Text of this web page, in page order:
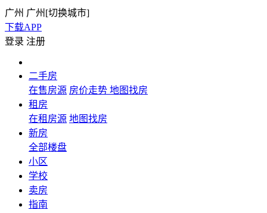
广州 广州[切换城市]
下载APP
登录 注册
二手房
在售房源 房价走势 地图找房
租房
在租房源 地图找房
新房
全部楼盘
小区
学校
卖房
指南